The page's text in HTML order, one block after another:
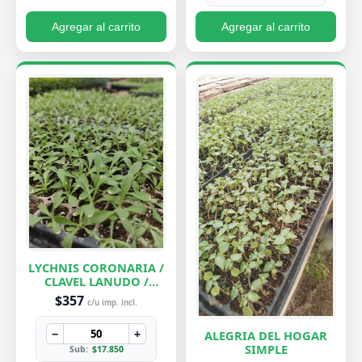
Agregar al carrito Agregar al carrito
LYCHNIS CORONARIA /
CLAVEL LANUDO /
ABUELA
$357 c/u imp. incl.
− +
Sub: $17.850
ALEGRIA DEL HOGAR
SIMPLE